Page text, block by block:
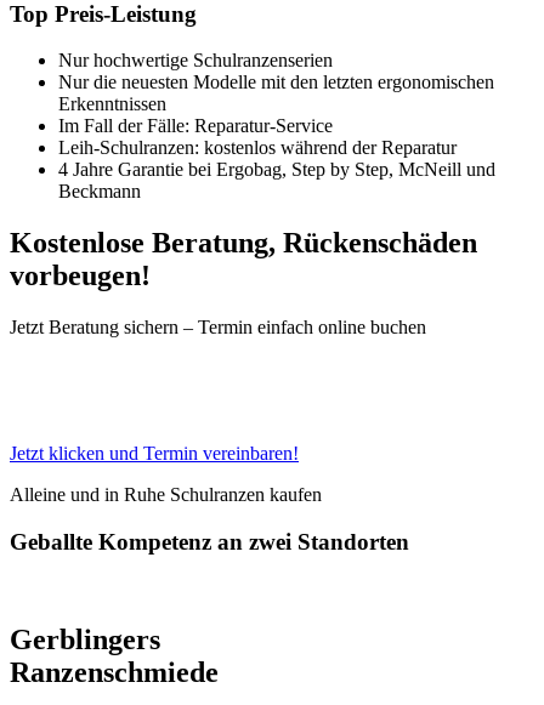
Top Preis-Leistung
Nur hochwertige Schulranzenserien
Nur die neuesten Modelle mit den letzten ergonomischen
Erkenntnissen
Im Fall der Fälle: Reparatur-Service
Leih-Schulranzen: kostenlos während der Reparatur
4 Jahre Garantie bei Ergobag, Step by Step, McNeill und
Beckmann
Kostenlose Beratung, Rückenschäden
vorbeugen!
Jetzt Beratung sichern – Termin einfach online buchen
Jetzt klicken und Termin vereinbaren!
Alleine und in Ruhe Schulranzen kaufen
Geballte Kompetenz an zwei Standorten
Gerblingers
Ranzenschmiede